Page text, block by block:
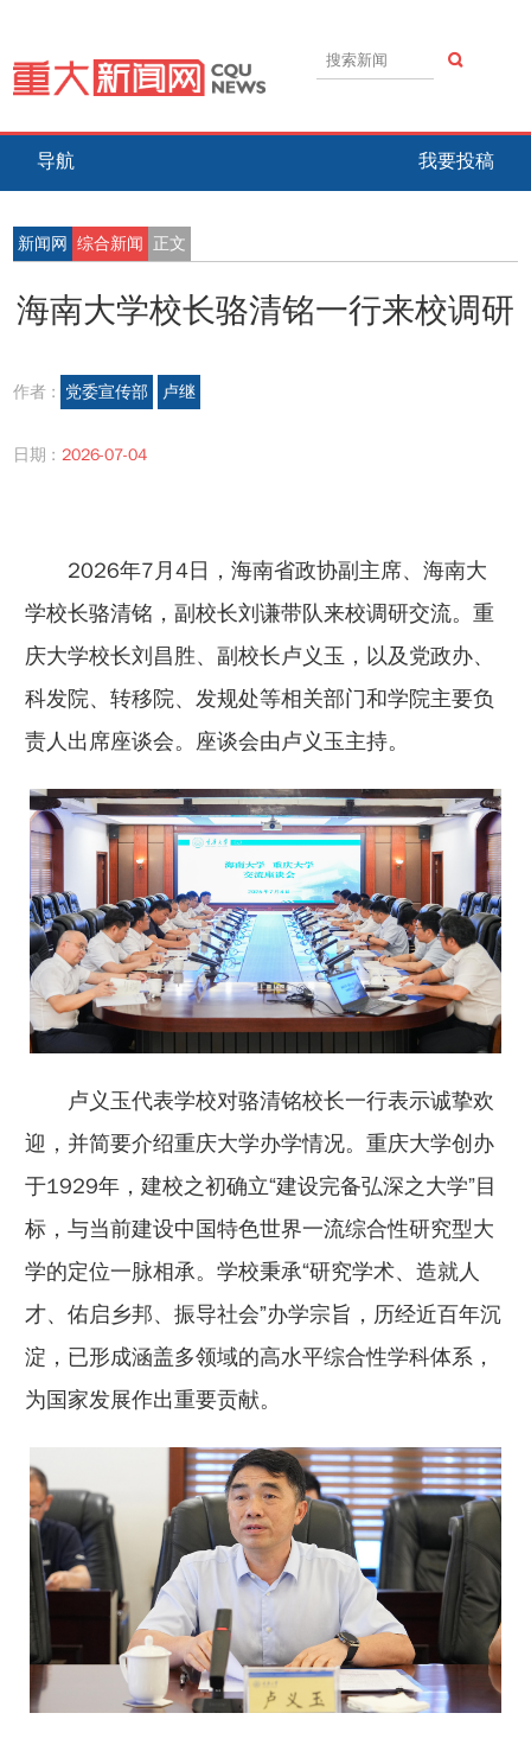
导航 我要投稿
新闻网 综合新闻 正文
海南大学校长骆清铭一行来校调研
作者 : 党委宣传部 卢继
日期 : 2026-07-04
2026年7月4日，海南省政协副主席、海南大
学校长骆清铭，副校长刘谦带队来校调研交流。重
庆大学校长刘昌胜、副校长卢义玉，以及党政办、
科发院、转移院、发规处等相关部门和学院主要负
责人出席座谈会。座谈会由卢义玉主持。
卢义玉代表学校对骆清铭校长一行表示诚挚欢
迎，并简要介绍重庆大学办学情况。重庆大学创办
于1929年，建校之初确立“建设完备弘深之大学”目
标，与当前建设中国特色世界一流综合性研究型大
学的定位一脉相承。学校秉承“研究学术、造就人
才、佑启乡邦、振导社会”办学宗旨，历经近百年沉
淀，已形成涵盖多领域的高水平综合性学科体系，
为国家发展作出重要贡献。